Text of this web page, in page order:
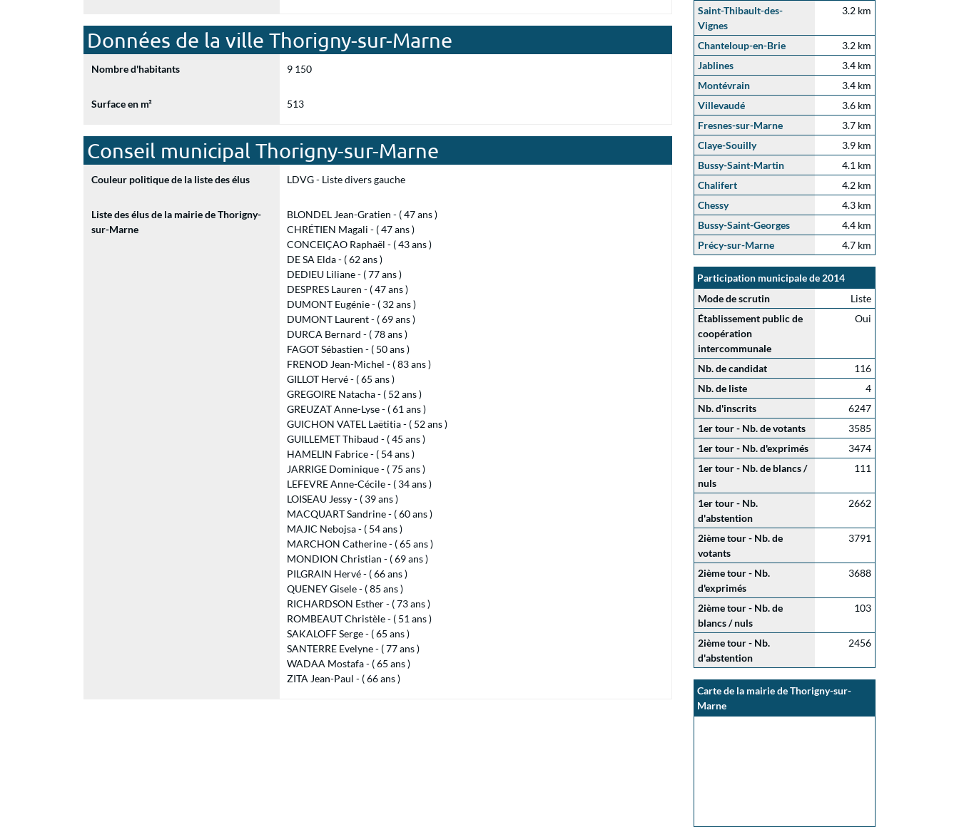
Données de la ville Thorigny-sur-Marne
Nombre d'habitants 9 150
Surface en m² 513
Conseil municipal Thorigny-sur-Marne
Couleur politique de la liste des élus LDVG - Liste divers gauche
Liste des élus de la mairie de Thorigny-
sur-Marne
BLONDEL Jean-Gratien - ( 47 ans )
CHRÉTIEN Magali - ( 47 ans )
CONCEIÇAO Raphaël - ( 43 ans )
DE SA Elda - ( 62 ans )
DEDIEU Liliane - ( 77 ans )
DESPRES Lauren - ( 47 ans )
DUMONT Eugénie - ( 32 ans )
DUMONT Laurent - ( 69 ans )
DURCA Bernard - ( 78 ans )
FAGOT Sébastien - ( 50 ans )
FRENOD Jean-Michel - ( 83 ans )
GILLOT Hervé - ( 65 ans )
GREGOIRE Natacha - ( 52 ans )
GREUZAT Anne-Lyse - ( 61 ans )
GUICHON VATEL Laëtitia - ( 52 ans )
GUILLEMET Thibaud - ( 45 ans )
HAMELIN Fabrice - ( 54 ans )
JARRIGE Dominique - ( 75 ans )
LEFEVRE Anne-Cécile - ( 34 ans )
LOISEAU Jessy - ( 39 ans )
MACQUART Sandrine - ( 60 ans )
MAJIC Nebojsa - ( 54 ans )
MARCHON Catherine - ( 65 ans )
MONDION Christian - ( 69 ans )
PILGRAIN Hervé - ( 66 ans )
QUENEY Gisele - ( 85 ans )
RICHARDSON Esther - ( 73 ans )
ROMBEAUT Christèle - ( 51 ans )
SAKALOFF Serge - ( 65 ans )
SANTERRE Evelyne - ( 77 ans )
WADAA Mostafa - ( 65 ans )
ZITA Jean-Paul - ( 66 ans )
Saint-Thibault-des-
Vignes
3.2 km
Chanteloup-en-Brie
3.2 km
Jablines
3.4 km
Montévrain
3.4 km
Villevaudé
3.6 km
Fresnes-sur-Marne
3.7 km
Claye-Souilly
3.9 km
Bussy-Saint-Martin
4.1 km
Chalifert
4.2 km
Chessy
4.3 km
Bussy-Saint-Georges
4.4 km
Précy-sur-Marne
4.7 km
Participation municipale de 2014
Mode de scrutin
Liste
Établissement public de
coopération
intercommunale
Oui
Nb. de candidat
116
Nb. de liste
4
Nb. d'inscrits
6247
1er tour - Nb. de votants
3585
1er tour - Nb. d'exprimés
3474
1er tour - Nb. de blancs /
nuls
111
1er tour - Nb.
d'abstention
2662
2ième tour - Nb. de
votants
3791
2ième tour - Nb.
d'exprimés
3688
2ième tour - Nb. de
blancs / nuls
103
2ième tour - Nb.
d'abstention
2456
Carte de la mairie de Thorigny-sur-
Marne